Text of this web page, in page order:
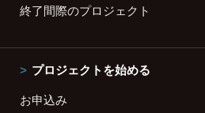
終了間際のプロジェクト
プロジェクトを始める
お申込み